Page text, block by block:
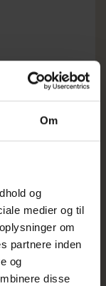
Om
og
medier og til
om
partnere inden
og
disse